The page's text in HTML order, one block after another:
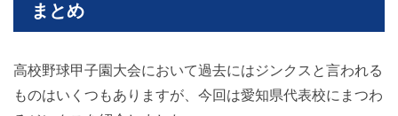
まとめ
高校野球甲子園大会において過去にはジンクスと言われる
ものはいくつもありますが、今回は愛知県代表校にまつわ